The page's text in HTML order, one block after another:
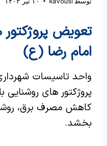
تعویض پروژکتور
امام رضا (ع)
واحد تاسیسات
پروژکتور های
کاهش مصرف برق،
بخشد.‌